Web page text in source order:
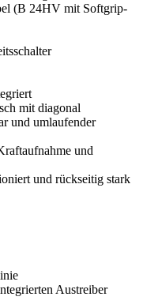
(B 24HV mit Softgrip-
mit diagonal
und umlaufender
und
und rückseitig stark
Austreiber